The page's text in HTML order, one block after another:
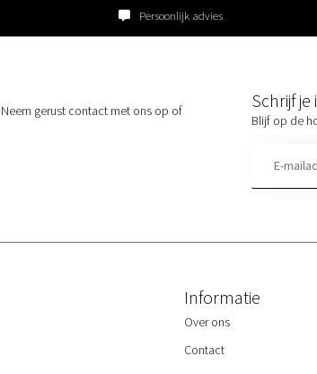
Persoonlijk advies
gerust contact met ons op of
Schrijf
Blijf op de
Informatie
Over ons
Contact